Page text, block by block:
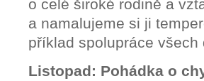
o celé široké rodině a
a namalujeme si ji
příklad spolupráce všech
Listopad: Pohádka o